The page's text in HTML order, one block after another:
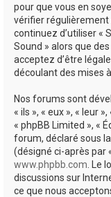
pour que vous en
vérifier régulièrement
continuez d’utiliser «
Sound » alors que
acceptez d’être
découlant des mises
Nos forums sont
« ils », « eux », « leur
« phpBB Limited », «
forum, déclaré sous
(désigné ci-après par
www.phpbb.com . Le
discussions sur
ce que nous